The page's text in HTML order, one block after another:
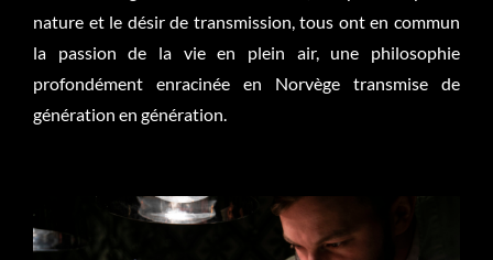
nature et le désir de transmission, tous ont en commun
la passion de la vie en plein air, une philosophie
profondément enracinée en Norvège transmise de
génération en génération.